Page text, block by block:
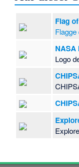
Flag
NASA
Logo